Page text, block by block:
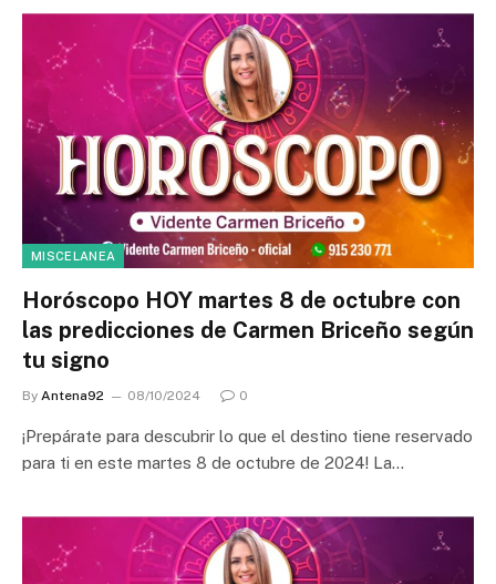
MISCELANEA
Horóscopo HOY martes 8 de octubre con
las predicciones de Carmen Briceño según
tu signo
By Antena92 08/10/2024 0
¡Prepárate para descubrir lo que el destino tiene reservado
para ti en este martes 8 de octubre de 2024! La…